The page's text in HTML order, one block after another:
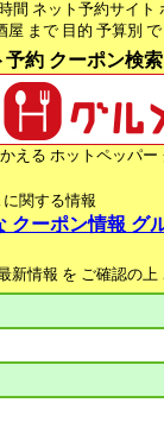
間 ネット予約サイト
まで 目的 予算別
約 クーポン検
える ホットペッパー
に関する情報
クーポン情報 グ
新情報 を ご確認の上